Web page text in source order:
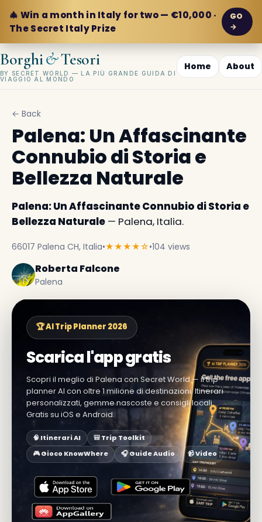
🎄 Win a month in Italy for two — €10,000 ·
The Secret Italy Prize
GO
→
Borghi&Tesori
BY SECRET WORLD — LA PIÙ GRANDE GUIDA DI
VIAGGIO AL MONDO
Home About
← Back
Palena: Un Affascinante
Connubio di Storia e
Bellezza Naturale
Palena: Un Affascinante Connubio di Storia e
Bellezza Naturale — Palena, Italia.
66017 Palena CH, Italia•★★★★☆•104 views
Roberta Falcone
Palena
🏆 AI Trip Planner 2026
Scarica l'app gratis
Scopri il meglio di Palena con Secret World — il trip
planner AI con oltre 1 milione di destinazioni. Itinerari
personalizzati, gemme nascoste e consigli locali.
Gratis su iOS e Android.
🧠 Itinerari AI
🎒 Trip Toolkit
🎮 Gioco KnowWhere
🎧 Guide Audio 📹 Video